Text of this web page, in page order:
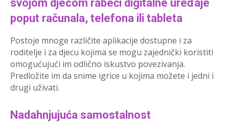
svojom djecom rabeći digitalne uređaje
poput računala, telefona ili tableta
Postoje mnoge različite aplikacije dostupne i za
roditelje i za djecu kojima se mogu zajednički koristiti
omogućujući im odlično iskustvo povezivanja.
Predložite im da snime igrice u kojima možete i jedni i
drugi uživati.
Nadahnjujuća samostalnost